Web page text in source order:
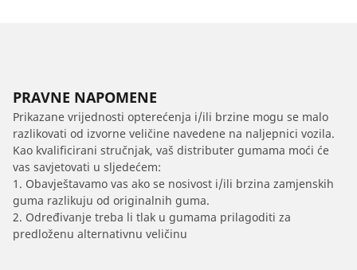
PRAVNE NAPOMENE
Prikazane vrijednosti opterećenja i/ili brzine mogu se malo
razlikovati od izvorne veličine navedene na naljepnici vozila.
Kao kvalificirani stručnjak, vaš distributer gumama moći će
vas savjetovati u sljedećem:
1. Obavještavamo vas ako se nosivost i/ili brzina zamjenskih
guma razlikuju od originalnih guma.
2. Određivanje treba li tlak u gumama prilagoditi za
predloženu alternativnu veličinu